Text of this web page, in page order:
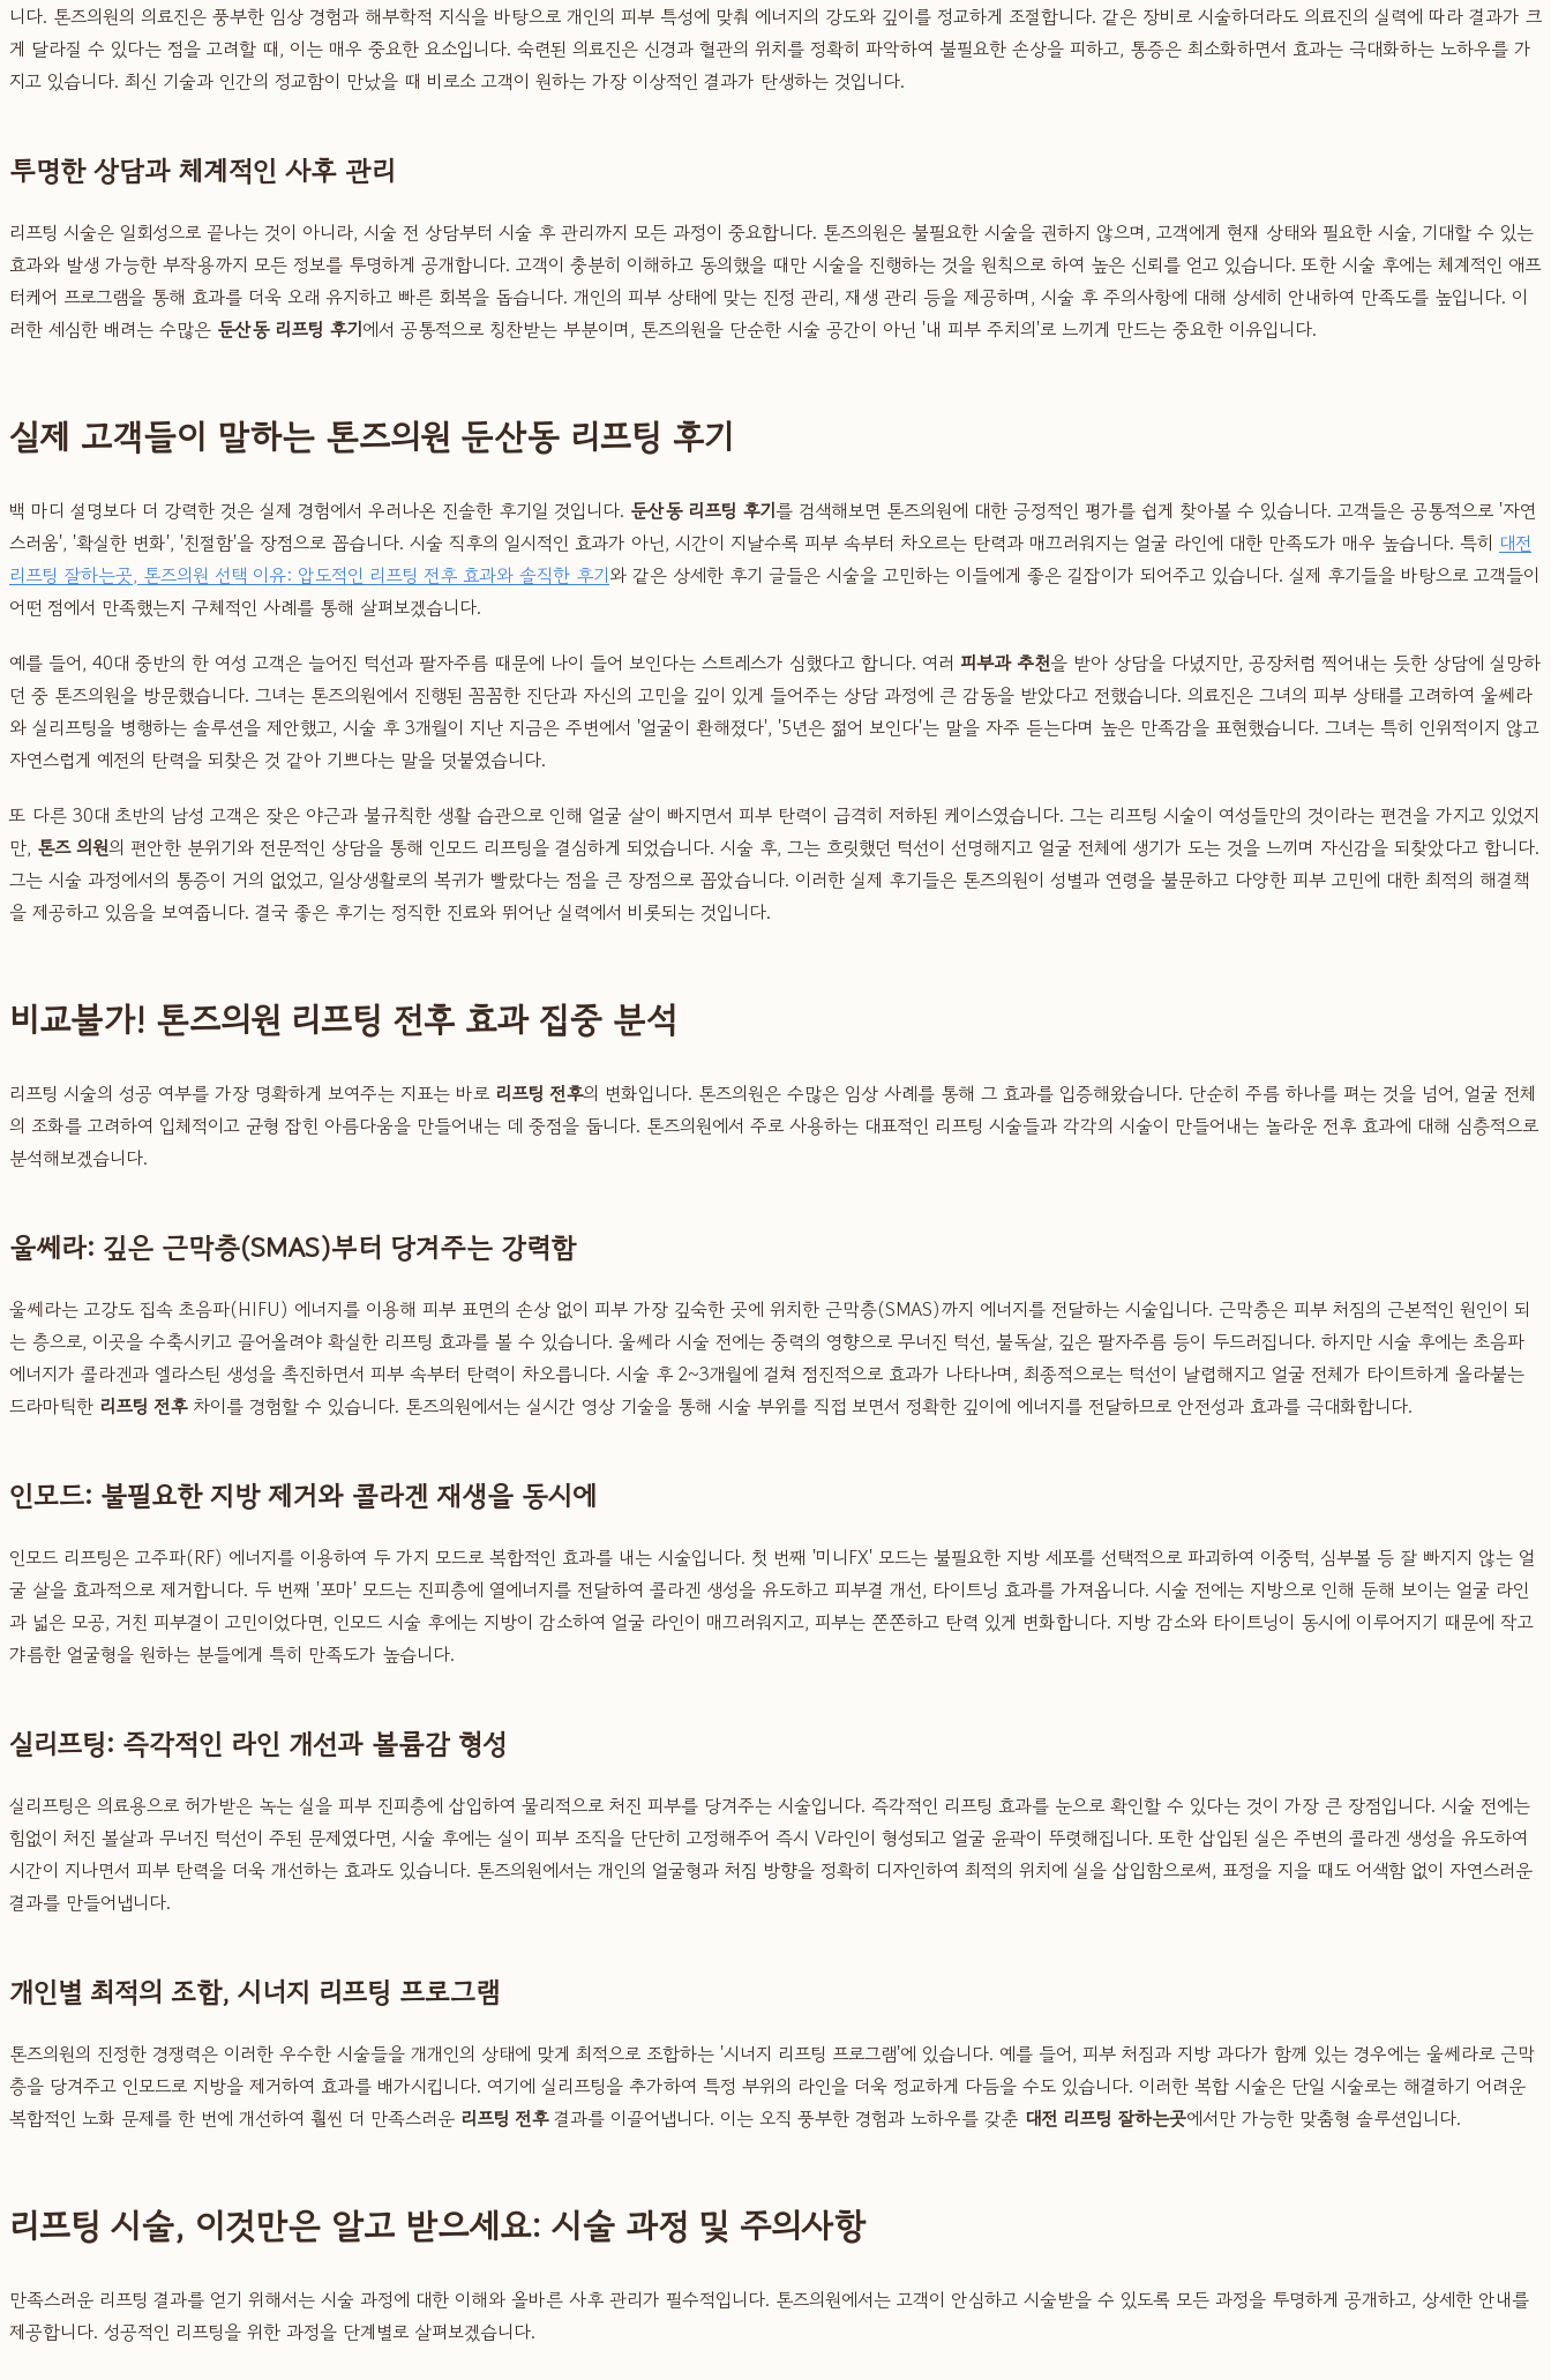
니다. 톤즈의원의 의료진은 풍부한 임상 경험과 해부학적 지식을 바탕으로 개인의 피부 특성에 맞춰 에너지의 강도와 깊이를 정교하게 조절합니다. 같은 장비로 시술하더라도 의료진의 실력에 따라 결과가 크
게 달라질 수 있다는 점을 고려할 때, 이는 매우 중요한 요소입니다. 숙련된 의료진은 신경과 혈관의 위치를 정확히 파악하여 불필요한 손상을 피하고, 통증은 최소화하면서 효과는 극대화하는 노하우를 가
지고 있습니다. 최신 기술과 인간의 정교함이 만났을 때 비로소 고객이 원하는 가장 이상적인 결과가 탄생하는 것입니다.
투명한 상담과 체계적인 사후 관리
리프팅 시술은 일회성으로 끝나는 것이 아니라, 시술 전 상담부터 시술 후 관리까지 모든 과정이 중요합니다. 톤즈의원은 불필요한 시술을 권하지 않으며, 고객에게 현재 상태와 필요한 시술, 기대할 수 있는
효과와 발생 가능한 부작용까지 모든 정보를 투명하게 공개합니다. 고객이 충분히 이해하고 동의했을 때만 시술을 진행하는 것을 원칙으로 하여 높은 신뢰를 얻고 있습니다. 또한 시술 후에는 체계적인 애프
터케어 프로그램을 통해 효과를 더욱 오래 유지하고 빠른 회복을 돕습니다. 개인의 피부 상태에 맞는 진정 관리, 재생 관리 등을 제공하며, 시술 후 주의사항에 대해 상세히 안내하여 만족도를 높입니다. 이
러한 세심한 배려는 수많은 둔산동 리프팅 후기에서 공통적으로 칭찬받는 부분이며, 톤즈의원을 단순한 시술 공간이 아닌 '내 피부 주치의'로 느끼게 만드는 중요한 이유입니다.
실제 고객들이 말하는 톤즈의원 둔산동 리프팅 후기
백 마디 설명보다 더 강력한 것은 실제 경험에서 우러나온 진솔한 후기일 것입니다. 둔산동 리프팅 후기를 검색해보면 톤즈의원에 대한 긍정적인 평가를 쉽게 찾아볼 수 있습니다. 고객들은 공통적으로 '자연
스러움', '확실한 변화', '친절함'을 장점으로 꼽습니다. 시술 직후의 일시적인 효과가 아닌, 시간이 지날수록 피부 속부터 차오르는 탄력과 매끄러워지는 얼굴 라인에 대한 만족도가 매우 높습니다. 특히 대전
리프팅 잘하는곳, 톤즈의원 선택 이유: 압도적인 리프팅 전후 효과와 솔직한 후기와 같은 상세한 후기 글들은 시술을 고민하는 이들에게 좋은 길잡이가 되어주고 있습니다. 실제 후기들을 바탕으로 고객들이
어떤 점에서 만족했는지 구체적인 사례를 통해 살펴보겠습니다.
예를 들어, 40대 중반의 한 여성 고객은 늘어진 턱선과 팔자주름 때문에 나이 들어 보인다는 스트레스가 심했다고 합니다. 여러 피부과 추천을 받아 상담을 다녔지만, 공장처럼 찍어내는 듯한 상담에 실망하
던 중 톤즈의원을 방문했습니다. 그녀는 톤즈의원에서 진행된 꼼꼼한 진단과 자신의 고민을 깊이 있게 들어주는 상담 과정에 큰 감동을 받았다고 전했습니다. 의료진은 그녀의 피부 상태를 고려하여 울쎄라
와 실리프팅을 병행하는 솔루션을 제안했고, 시술 후 3개월이 지난 지금은 주변에서 '얼굴이 환해졌다', '5년은 젊어 보인다'는 말을 자주 듣는다며 높은 만족감을 표현했습니다. 그녀는 특히 인위적이지 않고
자연스럽게 예전의 탄력을 되찾은 것 같아 기쁘다는 말을 덧붙였습니다.
또 다른 30대 초반의 남성 고객은 잦은 야근과 불규칙한 생활 습관으로 인해 얼굴 살이 빠지면서 피부 탄력이 급격히 저하된 케이스였습니다. 그는 리프팅 시술이 여성들만의 것이라는 편견을 가지고 있었지
만, 톤즈 의원의 편안한 분위기와 전문적인 상담을 통해 인모드 리프팅을 결심하게 되었습니다. 시술 후, 그는 흐릿했던 턱선이 선명해지고 얼굴 전체에 생기가 도는 것을 느끼며 자신감을 되찾았다고 합니다.
그는 시술 과정에서의 통증이 거의 없었고, 일상생활로의 복귀가 빨랐다는 점을 큰 장점으로 꼽았습니다. 이러한 실제 후기들은 톤즈의원이 성별과 연령을 불문하고 다양한 피부 고민에 대한 최적의 해결책
을 제공하고 있음을 보여줍니다. 결국 좋은 후기는 정직한 진료와 뛰어난 실력에서 비롯되는 것입니다.
비교불가! 톤즈의원 리프팅 전후 효과 집중 분석
리프팅 시술의 성공 여부를 가장 명확하게 보여주는 지표는 바로 리프팅 전후의 변화입니다. 톤즈의원은 수많은 임상 사례를 통해 그 효과를 입증해왔습니다. 단순히 주름 하나를 펴는 것을 넘어, 얼굴 전체
의 조화를 고려하여 입체적이고 균형 잡힌 아름다움을 만들어내는 데 중점을 둡니다. 톤즈의원에서 주로 사용하는 대표적인 리프팅 시술들과 각각의 시술이 만들어내는 놀라운 전후 효과에 대해 심층적으로
분석해보겠습니다.
울쎄라: 깊은 근막층(SMAS)부터 당겨주는 강력함
울쎄라는 고강도 집속 초음파(HIFU) 에너지를 이용해 피부 표면의 손상 없이 피부 가장 깊숙한 곳에 위치한 근막층(SMAS)까지 에너지를 전달하는 시술입니다. 근막층은 피부 처짐의 근본적인 원인이 되
는 층으로, 이곳을 수축시키고 끌어올려야 확실한 리프팅 효과를 볼 수 있습니다. 울쎄라 시술 전에는 중력의 영향으로 무너진 턱선, 불독살, 깊은 팔자주름 등이 두드러집니다. 하지만 시술 후에는 초음파
에너지가 콜라겐과 엘라스틴 생성을 촉진하면서 피부 속부터 탄력이 차오릅니다. 시술 후 2~3개월에 걸쳐 점진적으로 효과가 나타나며, 최종적으로는 턱선이 날렵해지고 얼굴 전체가 타이트하게 올라붙는
드라마틱한 리프팅 전후차이를 경험할 수 있습니다. 톤즈의원에서는 실시간 영상 기술을 통해 시술 부위를 직접 보면서 정확한 깊이에 에너지를 전달하므로 안전성과 효과를 극대화합니다.
인모드: 불필요한 지방 제거와 콜라겐 재생을 동시에
인모드 리프팅은 고주파(RF) 에너지를 이용하여 두 가지 모드로 복합적인 효과를 내는 시술입니다. 첫 번째 '미니FX' 모드는 불필요한 지방 세포를 선택적으로 파괴하여 이중턱, 심부볼 등 잘 빠지지 않는 얼
굴 살을 효과적으로 제거합니다. 두 번째 '포마' 모드는 진피층에 열에너지를 전달하여 콜라겐 생성을 유도하고 피부결 개선, 타이트닝 효과를 가져옵니다. 시술 전에는 지방으로 인해 둔해 보이는 얼굴 라인
과 넓은 모공, 거친 피부결이 고민이었다면, 인모드 시술 후에는 지방이 감소하여 얼굴 라인이 매끄러워지고, 피부는 쫀쫀하고 탄력 있게 변화합니다. 지방 감소와 타이트닝이 동시에 이루어지기 때문에 작고
갸름한 얼굴형을 원하는 분들에게 특히 만족도가 높습니다.
실리프팅: 즉각적인 라인 개선과 볼륨감 형성
실리프팅은 의료용으로 허가받은 녹는 실을 피부 진피층에 삽입하여 물리적으로 처진 피부를 당겨주는 시술입니다. 즉각적인 리프팅 효과를 눈으로 확인할 수 있다는 것이 가장 큰 장점입니다. 시술 전에는
힘없이 처진 볼살과 무너진 턱선이 주된 문제였다면, 시술 후에는 실이 피부 조직을 단단히 고정해주어 즉시 V라인이 형성되고 얼굴 윤곽이 뚜렷해집니다. 또한 삽입된 실은 주변의 콜라겐 생성을 유도하여
시간이 지나면서 피부 탄력을 더욱 개선하는 효과도 있습니다. 톤즈의원에서는 개인의 얼굴형과 처짐 방향을 정확히 디자인하여 최적의 위치에 실을 삽입함으로써, 표정을 지을 때도 어색함 없이 자연스러운
결과를 만들어냅니다.
개인별 최적의 조합, 시너지 리프팅 프로그램
톤즈의원의 진정한 경쟁력은 이러한 우수한 시술들을 개개인의 상태에 맞게 최적으로 조합하는 '시너지 리프팅 프로그램'에 있습니다. 예를 들어, 피부 처짐과 지방 과다가 함께 있는 경우에는 울쎄라로 근막
층을 당겨주고 인모드로 지방을 제거하여 효과를 배가시킵니다. 여기에 실리프팅을 추가하여 특정 부위의 라인을 더욱 정교하게 다듬을 수도 있습니다. 이러한 복합 시술은 단일 시술로는 해결하기 어려운
복합적인 노화 문제를 한 번에 개선하여 훨씬 더 만족스러운 리프팅 전후결과를 이끌어냅니다. 이는 오직 풍부한 경험과 노하우를 갖춘 대전 리프팅 잘하는곳에서만 가능한 맞춤형 솔루션입니다.
리프팅 시술, 이것만은 알고 받으세요: 시술 과정 및 주의사항
만족스러운 리프팅 결과를 얻기 위해서는 시술 과정에 대한 이해와 올바른 사후 관리가 필수적입니다. 톤즈의원에서는 고객이 안심하고 시술받을 수 있도록 모든 과정을 투명하게 공개하고, 상세한 안내를
제공합니다. 성공적인 리프팅을 위한 과정을 단계별로 살펴보겠습니다.